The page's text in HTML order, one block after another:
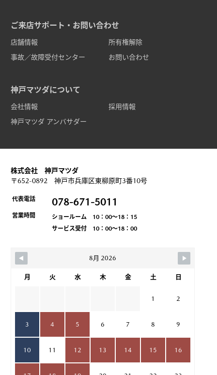
ご来店サポート・お問い合わせ
店舗情報
所有権解除
事故／故障受付センター
お問い合わせ
神戸マツダについて
会社情報
採用情報
神戸マツダ アンバサダー
株式会社 神戸マツダ
〒652-0892 神戸市兵庫区東柳原町3番10号
代表電話 078-671-5011
営業時間
ショールーム 10：00～18：15
サービス受付 10：00～18：00
8月 2026
月 火 水 木 金 土 日
1 2
3 4 5 6 7 8 9
10 11 12 13 14 15 16